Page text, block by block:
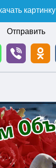
картинку
Отправить